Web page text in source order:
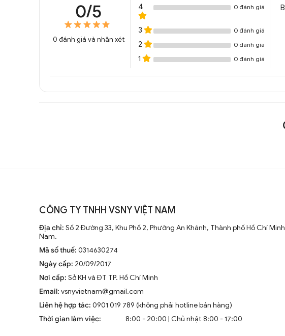
0/5
0 đánh giá và nhận xét
4 0 đánh giá
3 0 đánh giá
2 0 đánh giá
1 0 đánh giá
CÔNG TY TNHH VSNY VIỆT NAM
Địa chỉ: Số 2 Đường 33, Khu Phố 2, Phường An Khánh, Thành phố Hồ Chí
Nam.
Mã số thuế: 0314630274
Ngày cấp: 20/09/2017
Nơi cấp: Sở KH và ĐT TP. Hồ Chí Minh
Email: vsnyvietnam@gmail.com
Liên hệ hợp tác: 0901 019 789 (không phải hotline bán hàng)
Thời gian làm việc:
8:00 - 20:00 | Chủ nhật 8:00 - 17:00